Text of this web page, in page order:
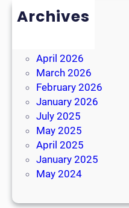
Archives
April 2026
March 2026
February 2026
January 2026
July 2025
May 2025
April 2025
January 2025
May 2024